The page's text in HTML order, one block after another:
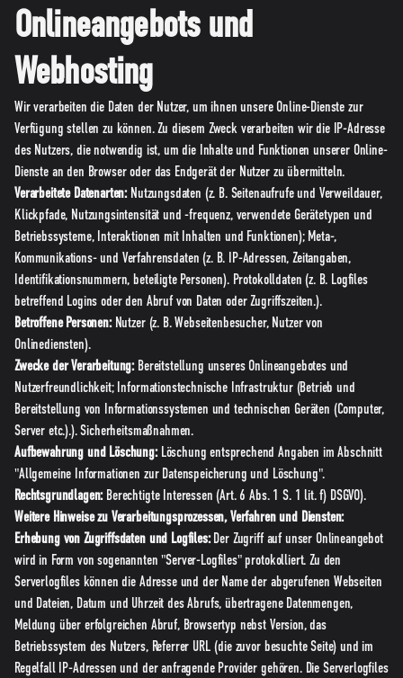
Onlineangebots und
Webhosting
Wir verarbeiten die Daten der Nutzer, um ihnen unsere Online-Dienste zur
Verfügung stellen zu können. Zu diesem Zweck verarbeiten wir die IP-Adresse
des Nutzers, die notwendig ist, um die Inhalte und Funktionen unserer Online-
Dienste an den Browser oder das Endgerät der Nutzer zu übermitteln.
Verarbeitete Datenarten:Nutzungsdaten (z. B. Seitenaufrufe und Verweildauer,
Klickpfade, Nutzungsintensität und -frequenz, verwendete Gerätetypen und
Betriebssysteme, Interaktionen mit Inhalten und Funktionen); Meta-,
Kommunikations- und Verfahrensdaten (z. B. IP-Adressen, Zeitangaben,
Identifikationsnummern, beteiligte Personen). Protokolldaten (z. B. Logfiles
betreffend Logins oder den Abruf von Daten oder Zugriffszeiten.).
Betroffene Personen:Nutzer (z. B. Webseitenbesucher, Nutzer von
Onlinediensten).
Zwecke der Verarbeitung:Bereitstellung unseres Onlineangebotes und
Nutzerfreundlichkeit; Informationstechnische Infrastruktur (Betrieb und
Bereitstellung von Informationssystemen und technischen Geräten (Computer,
Server etc.).). Sicherheitsmaßnahmen.
Aufbewahrung und Löschung:Löschung entsprechend Angaben im Abschnitt
"Allgemeine Informationen zur Datenspeicherung und Löschung".
Rechtsgrundlagen:Berechtigte Interessen (Art. 6 Abs. 1 S. 1 lit. f) DSGVO).
Weitere Hinweise zu Verarbeitungsprozessen, Verfahren und Diensten:
Erhebung von Zugriffsdaten und Logfiles: Der Zugriff auf unser Onlineangebot
wird in Form von sogenannten "Server-Logfiles" protokolliert. Zu den
Serverlogfiles können die Adresse und der Name der abgerufenen Webseiten
und Dateien, Datum und Uhrzeit des Abrufs, übertragene Datenmengen,
Meldung über erfolgreichen Abruf, Browsertyp nebst Version, das
Betriebssystem des Nutzers, Referrer URL (die zuvor besuchte Seite) und im
Regelfall IP-Adressen und der anfragende Provider gehören. Die Serverlogfiles